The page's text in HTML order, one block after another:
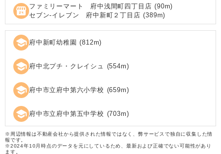
local_convenience_store ファミリーマート 府中浅間町四丁目店 (90m)
セブン‐イレブン 府中新町２丁目店 (389m)
school 府中新町幼稚園 (812m)
school 府中北プチ・クレイシュ (554m)
school 府中市立府中第六小学校 (659m)
school 府中市立府中第五中学校 (703m)
※周辺情報は不動産会社から提供された情報ではなく、弊サービスで独自に収集した情
報です。
※2024年10月時点のデータを元にしているため、最新および正確でない可能性があり
ます。